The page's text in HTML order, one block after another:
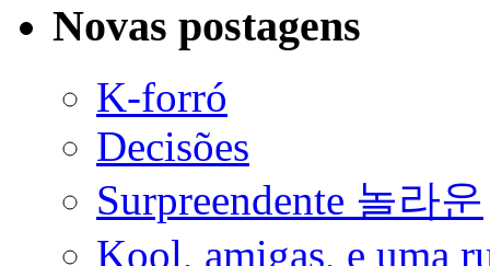
Novas postagens
K-forró
Decisões
Surpreendente 놀라운
Kool, amigas, e uma